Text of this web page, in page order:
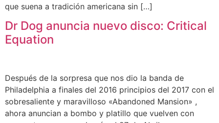
que suena a tradición americana sin […]
Dr Dog anuncia nuevo disco: Critical
Equation
Después de la sorpresa que nos dio la banda de
Philadelphia a finales del 2016 principios del 2017 con el
sobresaliente y maravilloso «Abandoned Mansion» ,
ahora anuncian a bombo y platillo que vuelven con